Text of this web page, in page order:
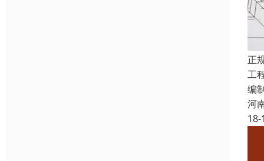
正
工
编
河
18-